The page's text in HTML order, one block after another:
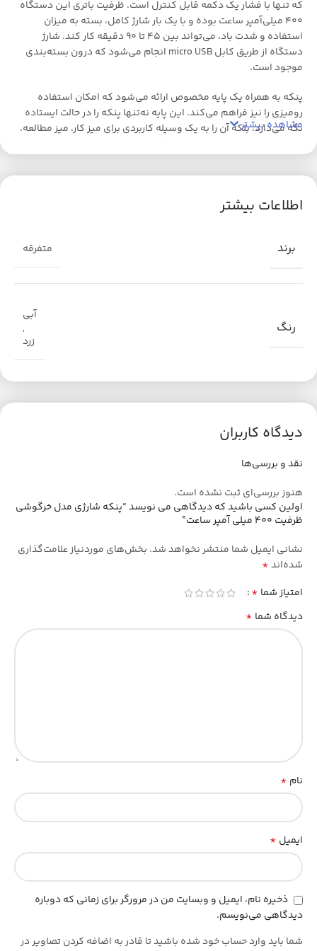
که تنها با فشار یک دکمه قابل کنترل است. ظرفیت باتری این دستگاه
۴۰۰ میلی‌آمپر ساعت بوده و با یک بار شارژ کامل، بسته به میزان
استفاده و شدت باد، می‌تواند بین ۴۵ تا ۹۰ دقیقه کار کند. شارژ
دستگاه از طریق کابل micro USB انجام می‌شود که درون بسته‌بندی
موجود است.
پنکه به همراه یک پایه مخصوص ارائه می‌شود که امکان استفاده
رومیزی را نیز فراهم می‌کند. این پایه نه‌تنها پنکه را در حالت ایستاده
نگه می‌دارد، بلکه آن را به یک وسیله کاربردی برای میز کار، میز مطالعه،
یا سفرهای داخل خودرو تبدیل می‌کند.
اگر به‌دنبال یک پنکه شارژی جمع‌وجور، سبک و خوش‌ظاهر هستید که
باشد، این مدل می‌تواند انتخاب بسیار مناسبی برای شما یا هدیه‌ای
مشاهده بیشتر
اطلاعات بیشتر
برند متفرقه
رنگ
آبی
,
زرد
دیدگاه کاربران
نقد و بررسی‌ها
هنوز بررسی‌ای ثبت نشده است.
اولین کسی باشید که دیدگاهی می نویسد “پنکه شارژی مدل خرگوشی
ظرفیت ۴۰۰ میلی آمپر ساعت”
نشانی ایمیل شما منتشر نخواهد شد. بخش‌های موردنیاز علامت‌گذاری
شده‌اند*
امتیاز شما *
دیدگاه شما *
نام *
ایمیل *
ذخیره نام، ایمیل و وبسایت من در مرورگر برای زمانی که دوباره
دیدگاهی می‌نویسم.
شما باید وارد حساب خود شده باشید تا قادر به اضافه کردن تصاویر در